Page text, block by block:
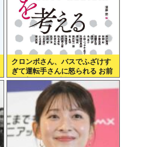
クロンボさん、バスでふざけす
ぎて運転手さんに怒られる お前
らの想像の1.2倍怒られる